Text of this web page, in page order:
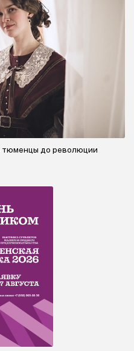
тюменцы до революции